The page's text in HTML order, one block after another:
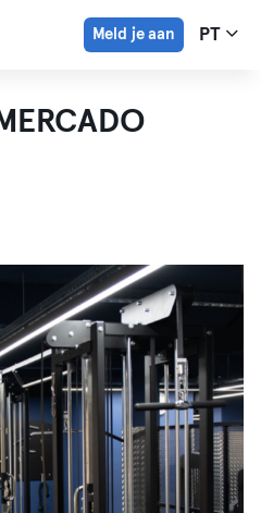
Meld je aan PT